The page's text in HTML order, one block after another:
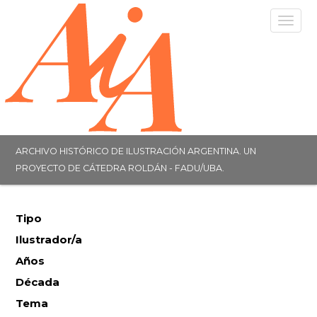
ARCHIVO HISTÓRICO DE ILUSTRACIÓN ARGENTINA. UN
PROYECTO DE CÁTEDRA ROLDÁN - FADU/UBA.
Tipo
Ilustrador/a
Años
Década
Tema